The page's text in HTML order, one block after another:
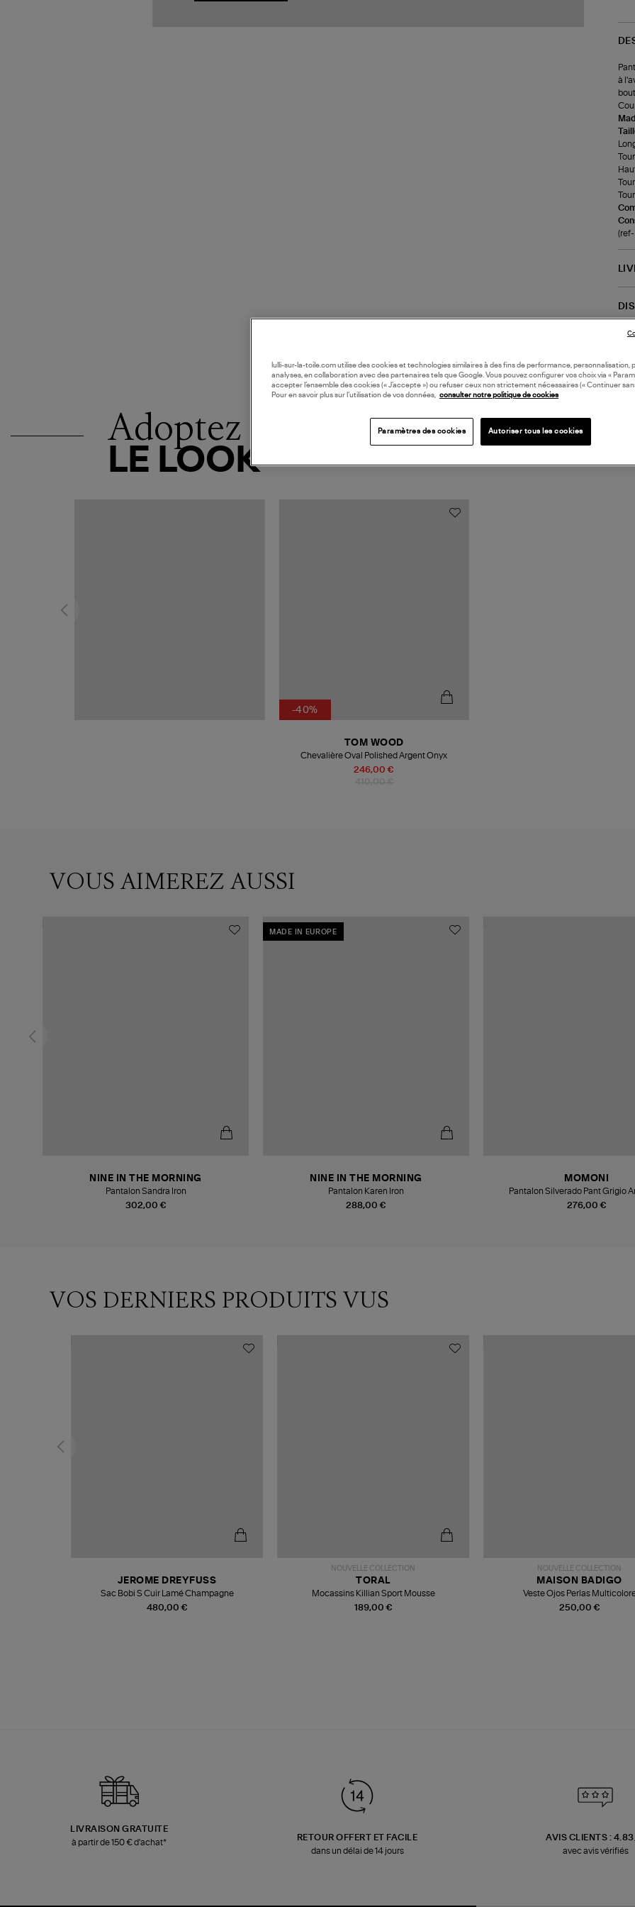
à
Adoptez
LE LOOK
-40%
246,00 €
TOM WOOD
Chevalière Oval Polished Argent Onyx
VOUS AIMEREZ AUSSI
302,00 €
NINE IN THE MORNING
Pantalon Sandra Iron
MADE IN EUROPE
288,00 €
NINE IN THE MORNING
Pantalon Karen Iron
276,00 €
MOMONI
Pantalon Silverado Pant Grigio
VOS DERNIERS PRODUITS VUS
480,00 €
JEROME DREYFUSS
Sac Bobi S Cuir Lamé Champagne
NOUVELLE COLLECTION
189,00 €
TORAL
Mocassins Killian Sport Mousse
NOUVELLE COLLECTION
250,00 €
MAISON BADIGO
Veste Ojos Perlas
LIVRAISON GRATUITE
à partir de 150 € d'achat*
RETOUR OFFERT ET FACILE
dans un délai de 14 jours
AVIS CLIENTS :
avec avis vérifiés
lulli-sur-la-toile.com utilise des cookies et technologies similaires à des fins de performance, personnalisation,
analyses, en collaboration avec des partenaires tels que Google. Vous pouvez configurer vos choix via «
accepter l’ensemble des cookies (« J’accepte ») ou refuser ceux non strictement nécessaires (« Continuer
Pour en savoir plus sur l’utilisation de vos données, consulter notre politique de cookies
Paramètres des cookies Autoriser tous les cookies